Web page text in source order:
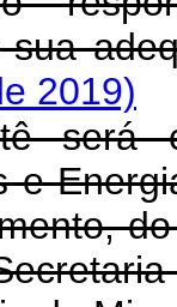
sua
2019)
e